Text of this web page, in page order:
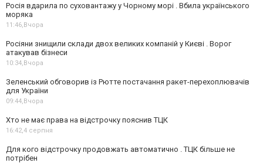
Росія вдарила по суховантажу у Чорному морі . Вбила українського
моряка
11:46,Вчора
Росіяни знищили склади двох великих компаній у Києві . Ворог
атакував бізнеси
10:34,Вчора
Зеленський обговорив із Рютте постачання ракет-перехоплювачів
для України
09:44,Вчора
Хто не має права на відстрочку пояснив ТЦК
16:42,4 серпня
Для кого відстрочку продовжать автоматично . ТЦК більше не
потрібен